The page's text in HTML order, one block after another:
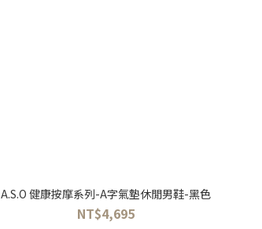
A.S.O 健康按摩系列-A字氣墊休閒男鞋-黑色
NT$4,695